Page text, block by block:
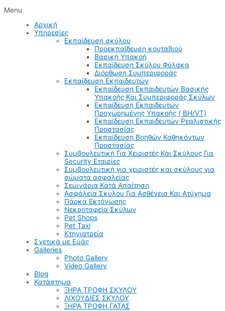
Menu
Αρχική
Υπηρεσίες
Εκπαίδευση σκύλου
Προεκπαίδευση κουταβιού
Βασική Υπακοή
Εκπαίδευση Σκύλου Φύλακα
Διόρθωση Συμπεριφοράς
Εκπαίδευση Εκπαιδευτών
Εκπαίδευση Εκπαιδευτών Βασικής
Υπακοής Και Συμπεριφοράς Σκύλων
Εκπαίδευση Εκπαιδευτών
Προχωρημένης Υπακοής ( BH/VT)
Εκπαίδευση Εκπαιδευτών Ρεαλιστικής
Προστασίας
Εκπαίδευση Βοηθών Καθηκόντων
Προστασίας
Συμβουλευτική Για Χειριστές Και Σκύλους Για
Security Εταιρίες
Συμβουλευτική για χειριστές και σκύλους για
σώματα ασφαλείας
Σεμινάρια Κατά Απαίτηση
Ασφάλεια Σκυλου Για Ασθένεια Και Ατύχημα
Πάρκα Εκτόνωσης
Νεκροταφεία Σκύλων
Pet Shops
Pet Taxi
Κτηνιατρεία
Σχετικά με Εμάς
Galleries
Photo Gallery
Video Gallery
Blog
Κατάστημα
ΞΗΡΑ ΤΡΟΦΗ ΣΚΥΛΟΥ
ΛΙΧΟΥΔΙΕΣ ΣΚΥΛΟΥ
ΞΗΡΑ ΤΡΟΦΗ ΓΑΤΑΣ